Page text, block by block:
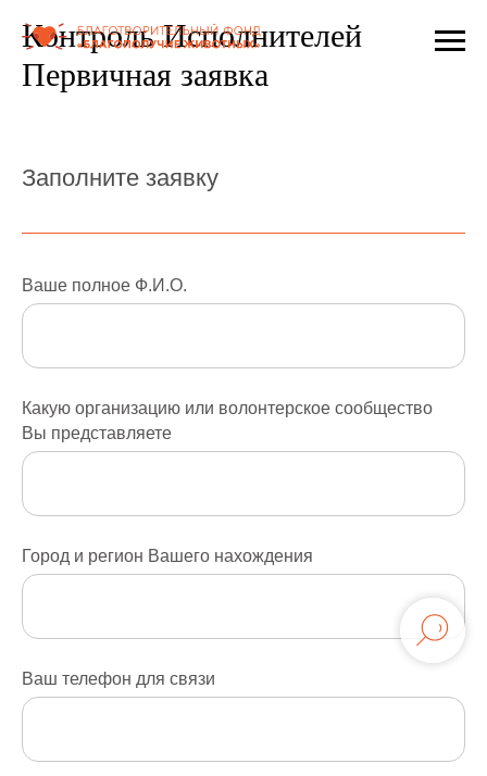
Контроль Исполнителей
Первичная заявка
Заполните заявку
Ваше полное Ф.И.О.
Какую организацию или волонтерское сообщество
Вы представляете
Город и регион Вашего нахождения
Ваш телефон для связи